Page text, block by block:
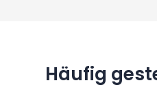
Häufig